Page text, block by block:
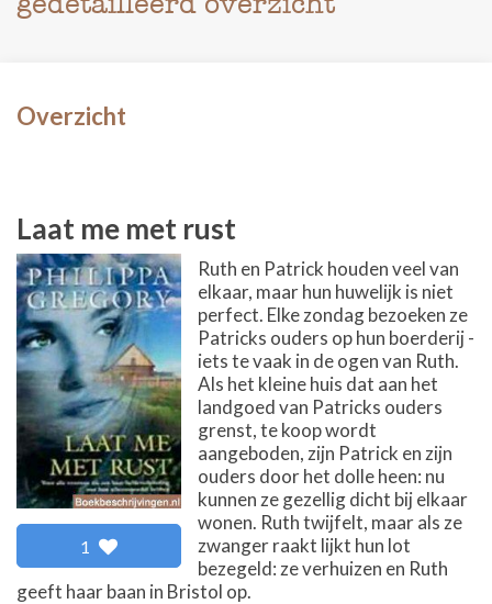
Overzicht
Laat me met rust
1
Ruth en Patrick houden veel van
elkaar, maar hun huwelijk is niet
perfect. Elke zondag bezoeken ze
Patricks ouders op hun boerderij -
iets te vaak in de ogen van Ruth.
Als het kleine huis dat aan het
landgoed van Patricks ouders
grenst, te koop wordt
aangeboden, zijn Patrick en zijn
ouders door het dolle heen: nu
kunnen ze gezellig dicht bij elkaar
wonen. Ruth twijfelt, maar als ze
zwanger raakt lijkt hun lot
bezegeld: ze verhuizen en Ruth
geeft haar baan in Bristol op.